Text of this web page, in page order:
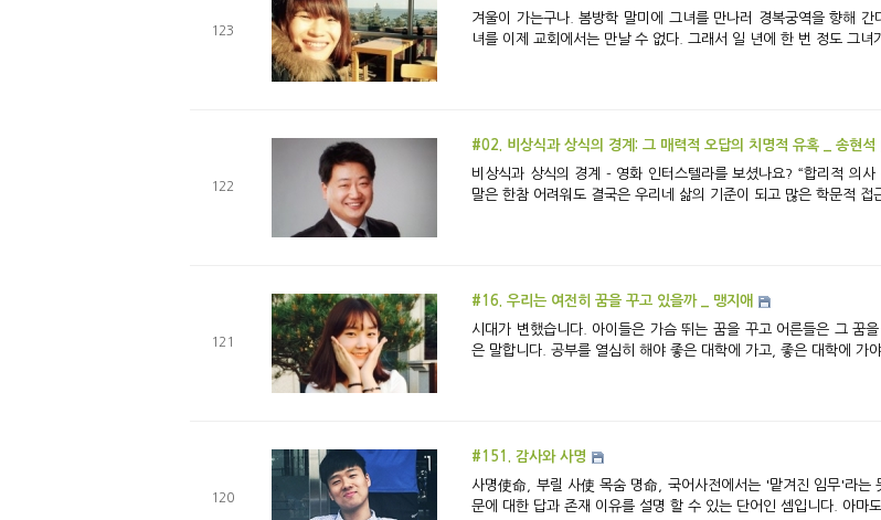
123
겨울이 가는구나. 봄방학 말미에 그녀를 만나러 경복궁역을 향해
녀를 이제 교회에서는 만날 수 없다. 그래서 일 년에 한 번 정도 그녀
122
#02. 비상식과 상식의 경계: 그 매력적 오답의 치명적 유혹 _ 송현석
비상식과 상식의 경계 - 영화 인터스텔라를 보셨나요? “합리적 의사 결정, 민주적 절차, 보편타당하고 객관적인 학문적 근거 제시, ... ”
말은 한참 어려워도 결국은 우리네 삶의 기준이 되고 많은 학문적 접
121
#16. 우리는 여전히 꿈을 꾸고 있을까 _ 맹지애
시대가 변했습니다. 아이들은 가슴 뛰는 꿈을 꾸고 어른들은 그 꿈
은 말합니다. 공부를 열심히 해야 좋은 대학에 가고, 좋은 대학에 가
120
#151. 감사와 사명
사명使命, 부릴 사使 목숨 명命, 국어사전에서는 '맡겨진 임무'라는
문에 대한 답